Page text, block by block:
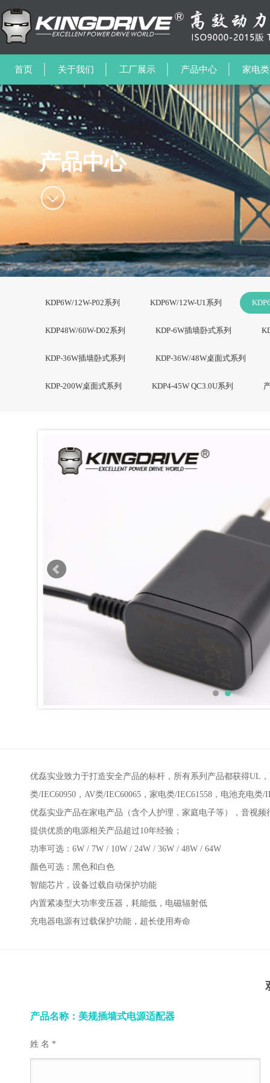
首页 关于我们 工厂展示 产品中心 家电
产品中心
KDP6W/12W-P02系列 KDP6W/12W-U1系列
KDP48W/60W-D02系列 KDP-6W插墙卧式系列
KDP-36W插墙卧式系列 KDP-36W/48W桌面式系列
KDP-200W桌面式系列 KDP4-45W QC3.0U系列
优磊实业致力于打造安全产品的标杆，所有系列产品都获得UL
类/IEC60950，AV类/IEC60065，家电类/IEC61558，电池充电类/
优磊实业产品在家电产品（含个人护理，家庭电子等），音视
提供优质的电源相关产品超过10年经验；
功率可选：6W / 7W / 10W / 24W / 36W / 48W / 64W
颜色可选：黑色和白色
智能芯片，设备过载自动保护功能
内置紧凑型大功率变压器，耗能低，电磁辐射低
充电器电源有过载保护功能，超长使用寿命
产品名称：美规插墙式电源适配器
姓 名 *